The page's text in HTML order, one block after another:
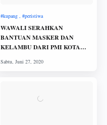
WAWALI SERAHKAN
BANTUAN MASKER DAN
KELAMBU DARI PMI KOTA